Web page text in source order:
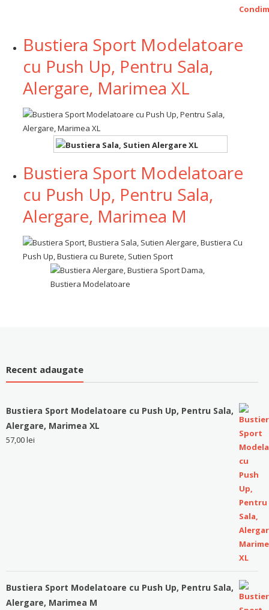
Bustiera Sport Modelatoare
cu Push Up, Pentru Sala,
Alergare, Marimea XL
Bustiera Sport Modelatoare
cu Push Up, Pentru Sala,
Alergare, Marimea M
Recent adaugate
Bustiera Sport Modelatoare cu Push Up, Pentru Sala,
Alergare, Marimea XL
57,00lei
Bustiera Sport Modelatoare cu Push Up, Pentru Sala,
Alergare, Marimea M